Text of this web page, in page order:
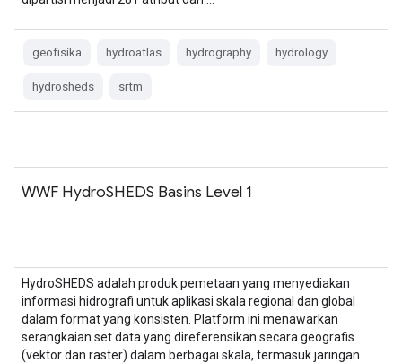
geofisika hydroatlas hydrography hydrology
hydrosheds srtm
WWF HydroSHEDS Basins Level 1
HydroSHEDS adalah produk pemetaan yang menyediakan
informasi hidrografi untuk aplikasi skala regional dan global
dalam format yang konsisten. Platform ini menawarkan
serangkaian set data yang direferensikan secara geografis
(vektor dan raster) dalam berbagai skala, termasuk jaringan